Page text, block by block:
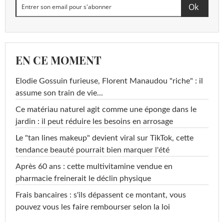
EN CE MOMENT
Elodie Gossuin furieuse, Florent Manaudou "riche" : il
assume son train de vie...
Ce matériau naturel agit comme une éponge dans le
jardin : il peut réduire les besoins en arrosage
Le "tan lines makeup" devient viral sur TikTok, cette
tendance beauté pourrait bien marquer l'été
Après 60 ans : cette multivitamine vendue en
pharmacie freinerait le déclin physique
Frais bancaires : s'ils dépassent ce montant, vous
pouvez vous les faire rembourser selon la loi